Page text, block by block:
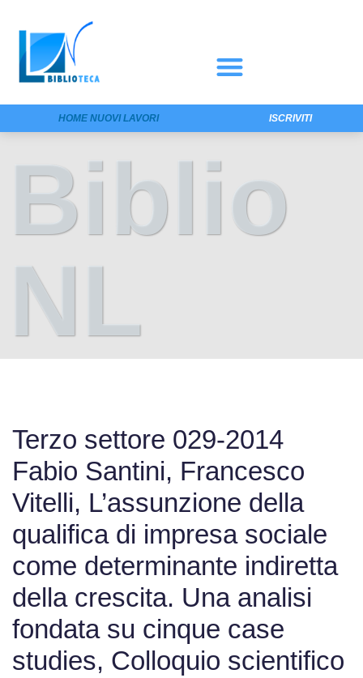
HOME NUOVI LAVORI ISCRIVITI
Biblio
NL
Terzo settore 029-2014
Fabio Santini, Francesco
Vitelli, L’assunzione della
qualifica di impresa sociale
come determinante indiretta
della crescita. Una analisi
fondata su cinque case
studies, Colloquio scientifico